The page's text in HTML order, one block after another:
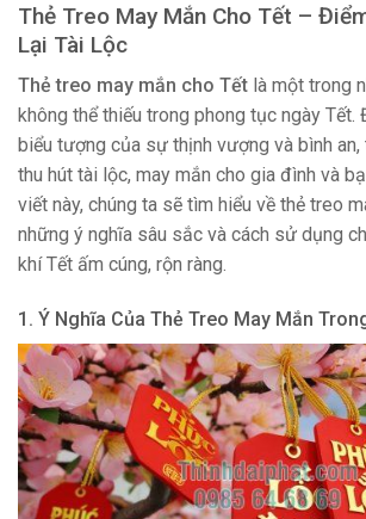
Thẻ Treo May Mắn Cho Tết –
Lại Tài Lộc
Thẻ treo may mắn cho Tết là một trong
không thể thiếu trong phong tục ngày
biểu tượng của sự thịnh vượng và bình an,
thu hút tài lộc, may mắn cho gia đình và
viết này, chúng ta sẽ tìm hiểu về thẻ treo
những ý nghĩa sâu sắc và cách sử dụng
khí Tết ấm cúng, rộn ràng.
1. Ý Nghĩa Của Thẻ Treo May Mắn